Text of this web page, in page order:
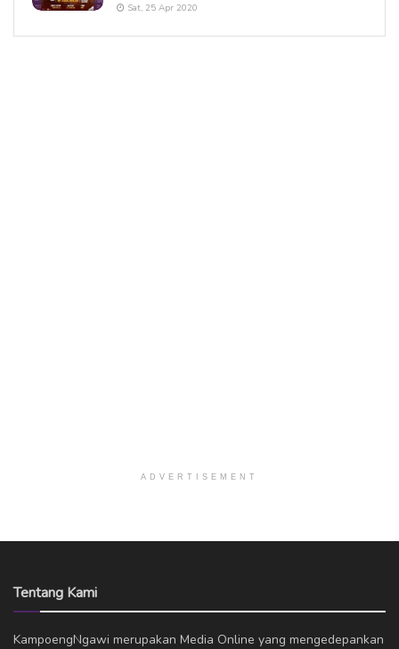
Sat, 25 Apr 2020
ADVERTISEMENT
Tentang Kami
KampoengNgawi merupakan Media Online yang mengedepankan